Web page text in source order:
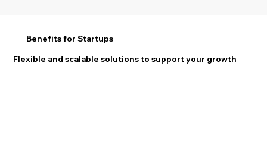
Benefits for Startups
Flexible and scalable solutions to support your growth